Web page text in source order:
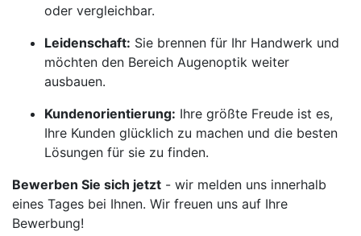
oder vergleichbar.
Leidenschaft: Sie brennen für Ihr Handwerk und
möchten den Bereich Augenoptik weiter
ausbauen.
Kundenorientierung: Ihre größte Freude ist es,
Ihre Kunden glücklich zu machen und die besten
Lösungen für sie zu finden.
Bewerben Sie sich jetzt - wir melden uns innerhalb
eines Tages bei Ihnen. Wir freuen uns auf Ihre
Bewerbung!